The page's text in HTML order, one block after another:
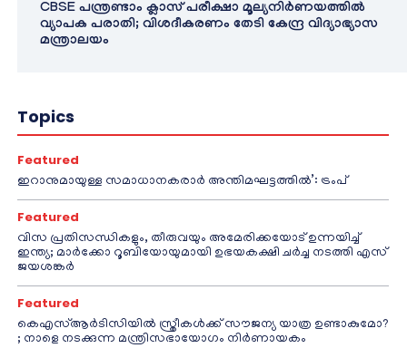
CBSE പന്ത്രണ്ടാം ക്ലാസ് പരീക്ഷാ മൂല്യനിർണയത്തിൽ
വ്യാപക പരാതി; വിശദീകരണം തേടി കേന്ദ്ര വിദ്യാഭ്യാസ
മന്ത്രാലയം
Topics
Featured
ഇറാനുമായുള്ള സമാധാനകരാർ അന്തിമഘട്ടത്തിൽ‌’: ട്രംപ്
Featured
വിസ പ്രതിസന്ധികളും, തീരുവയും അമേരിക്കയോട് ഉന്നയിച്ച്
ഇന്ത്യ; മാർക്കോ റൂബിയോയുമായി ഉഭയകക്ഷി ചർച്ച നടത്തി എസ്
ജയശങ്കർ
Featured
കെഎസ്ആർടിസിയിൽ സ്ത്രീകൾക്ക് സൗജന്യ യാത്ര ഉണ്ടാകുമോ?
; നാളെ നടക്കുന്ന മന്ത്രിസഭായോഗം നിർണായകം